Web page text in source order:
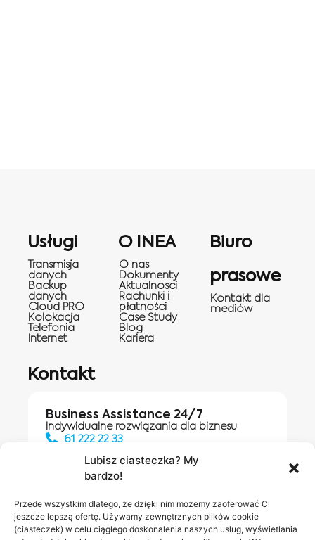
Lubisz ciasteczka? My
bardzo!
Przede wszystkim dlatego, że dzięki nim możemy zaoferować Ci
jeszcze lepszą ofertę. Używamy zewnętrznych plików cookie
(ciasteczek) w celu ciągłego doskonalenia naszych usług, wyświetlania
Usługi
Transmisja
danych
Backup
danych
Cloud PRO
Kolokacja
Telefonia
Internet
O INEA
O nas
Dokumenty
Aktualnosci
Rachunki i
płatności
Case Study
Blog
Kariera
Biuro
prasowe
Kontakt dla
mediów
Kontakt
Business Assistance 24/7
Indywidualne rozwiązania dla biznesu
61 222 22 33